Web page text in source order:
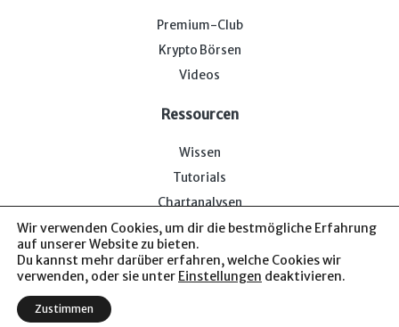
Premium-Club
Krypto Börsen
Videos
Ressourcen
Wissen
Tutorials
Chartanalysen
Wir verwenden Cookies, um dir die bestmögliche Erfahrung
auf unserer Website zu bieten.
Du kannst mehr darüber erfahren, welche Cookies wir
verwenden, oder sie unter Einstellungen deaktivieren.
Zustimmen